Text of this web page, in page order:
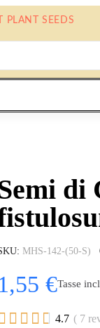
PLANT SEEDS
di
MHS-142-(50-S)
1,55 €Tasse
    4.7 ( 7